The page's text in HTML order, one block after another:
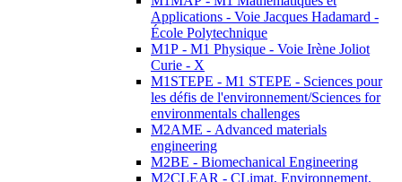
Applications - Voie Jacques Hadamard -
École Polytechnique
M1P - M1 Physique - Voie Irène Joliot
Curie - X
M1STEPE - M1 STEPE - Sciences pour
les défis de l'environnement/Sciences for
environmentals challenges
M2AME - Advanced materials
engineering
M2BE - Biomechanical Engineering
M2CLEAR - CLimat, Environnement,